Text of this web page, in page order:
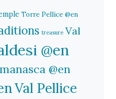
Torre Pellice @en
treasure Val
@en
@en
Val Pellice